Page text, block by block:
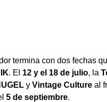
termina con dos fechas
. El 12 y el 18 de julio, la
y Vintage Culture al
5 de septiembre.